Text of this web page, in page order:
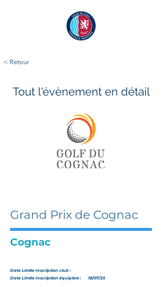
< Retour
Tout l'évènement en détail
Grand Prix de Cognac
Cognac
Date Limite Inscription club :
Date Limite Inscription équipiers :
18/07/25